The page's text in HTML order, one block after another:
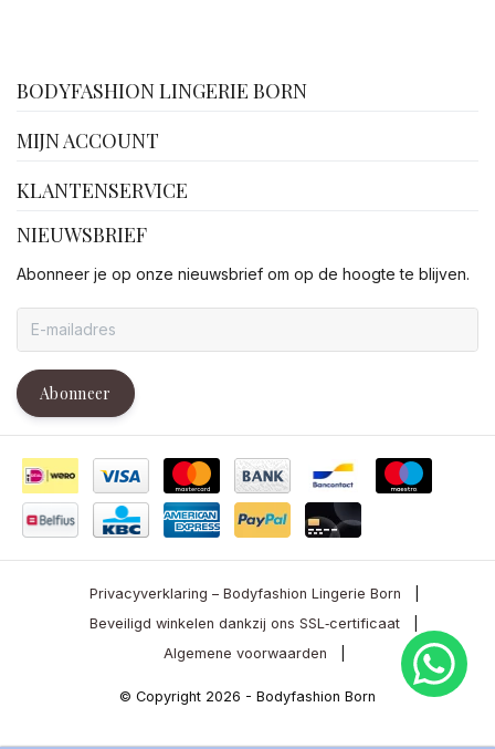
BODYFASHION LINGERIE BORN
MIJN ACCOUNT
KLANTENSERVICE
NIEUWSBRIEF
Abonneer je op onze nieuwsbrief om op de hoogte te blijven.
Abonneer
Privacyverklaring – Bodyfashion Lingerie Born
Beveiligd winkelen dankzij ons SSL‑certificaat
Algemene voorwaarden
© Copyright 2026 - Bodyfashion Born